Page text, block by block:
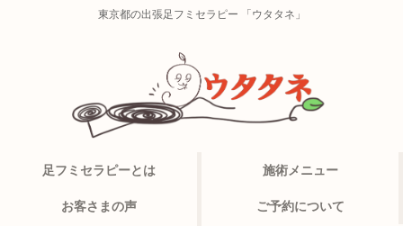
東京都の出張足フミセラピー 「ウタタネ」
足フミセラピーとは 施術メニュー
お客さまの声 ご予約について